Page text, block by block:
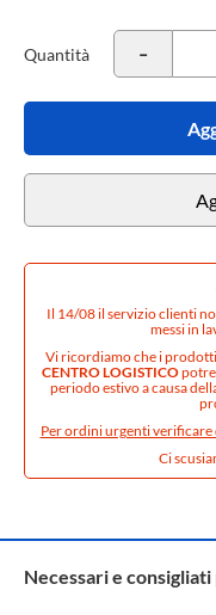
Quantità -
Il 14/08 il servizio clienti
messi in
Vi ricordiamo che i prodotti
CENTRO LOGISTICO
periodo estivo a causa
Per ordini urgenti
Ci
Necessari e